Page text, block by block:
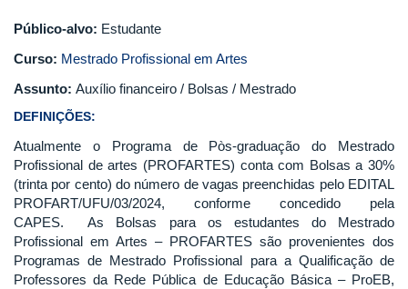
Público-alvo: Estudante
Curso: Mestrado Profissional em Artes
Assunto: Auxílio financeiro / Bolsas / Mestrado
DEFINIÇÕES:
Atualmente o Programa de Pòs-graduação do Mestrado
Profissional de artes (PROFARTES) conta com Bolsas a 30%
(trinta por cento) do número de vagas preenchidas pelo EDITAL
PROFART/UFU/03/2024, conforme concedido pela
CAPES. As Bolsas para os estudantes do Mestrado
Profissional em Artes – PROFARTES são provenientes dos
Programas de Mestrado Profissional para a Qualificação de
Professores da Rede Pública de Educação Básica – ProEB,